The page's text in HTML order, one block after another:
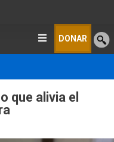
DONAR
que alivia el